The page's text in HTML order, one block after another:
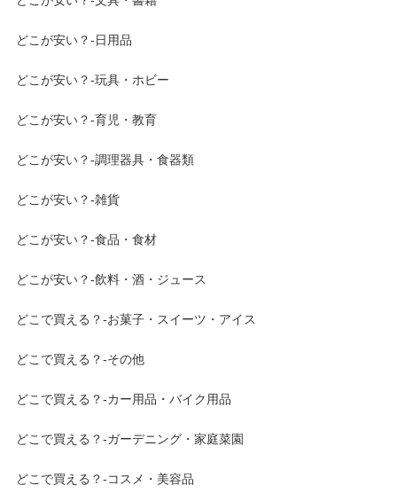
どこが安い？-日用品
どこが安い？-玩具・ホビー
どこが安い？-育児・教育
どこが安い？-調理器具・食器類
どこが安い？-雑貨
どこが安い？-食品・食材
どこが安い？-飲料・酒・ジュース
どこで買える？-お菓子・スイーツ・アイス
どこで買える？-その他
どこで買える？-カー用品・バイク用品
どこで買える？-ガーデニング・家庭菜園
どこで買える？-コスメ・美容品